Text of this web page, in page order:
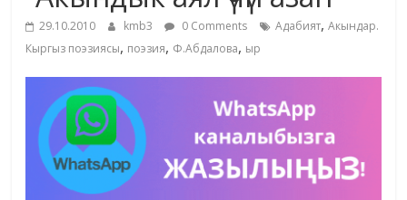
маданияты
жана
адабияты
29.10.2010 kmb3 0 Comments Адабият,Акындар.
Кыргыз поэзиясы, поэзия, Ф.Абдалова, ыр